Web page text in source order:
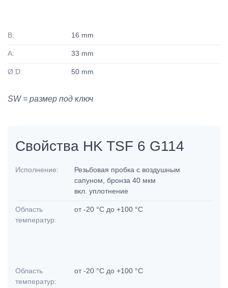
B: 16 mm
A: 33 mm
Ø D: 50 mm
SW = размер под ключ
Свойства HK TSF 6 G114
Исполнение:
Резьбовая пробка с воздушным
сапуном, бронза 40 мкм
вкл. уплотнение
Область
температур:
от -20 °C до +100 °C
Область
температур:
от -20 °C до +100 °C